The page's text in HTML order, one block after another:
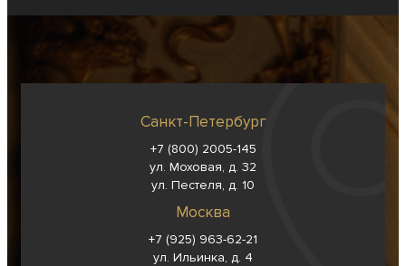
Санкт-Петербург
+7 (800) 2005-145
ул. Моховая, д. 32
ул. Пестеля, д. 10
Москва
+7 (925) 963-62-21
ул. Ильинка, д. 4